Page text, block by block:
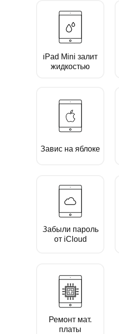
iPad Mini залит
жидкостью
Завис на яблоке
Забыли пароль
от iCloud
Ремонт мат.
платы